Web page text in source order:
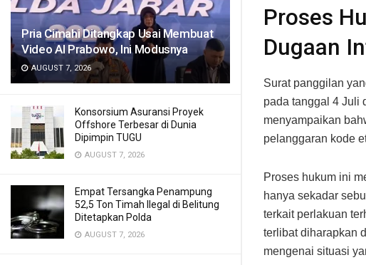
Pria Cimahi Ditangkap Usai Membuat
Video AI Prabowo, Ini Modusnya
AUGUST 7, 2026
Konsorsium Asuransi Proyek
Offshore Terbesar di Dunia
Dipimpin TUGU
AUGUST 7, 2026
Empat Tersangka Penampung
52,5 Ton Timah Ilegal di Belitung
Ditetapkan Polda
AUGUST 7, 2026
Proses
Dugaan
Surat panggilan
pada tanggal 4 Juli
menyampaikan
pelanggaran kode
Proses hukum ini
hanya sekadar
terkait perlakuan
terlibat diharapkan
mengenai situasi